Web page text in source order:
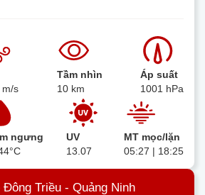
m/s
Tầm nhìn
10 km
Áp suất
1001 hPa
ngưng
UV
13.07
MT mọc/lặn
05:27 | 18:25
Đông Triều - Quảng Ninh